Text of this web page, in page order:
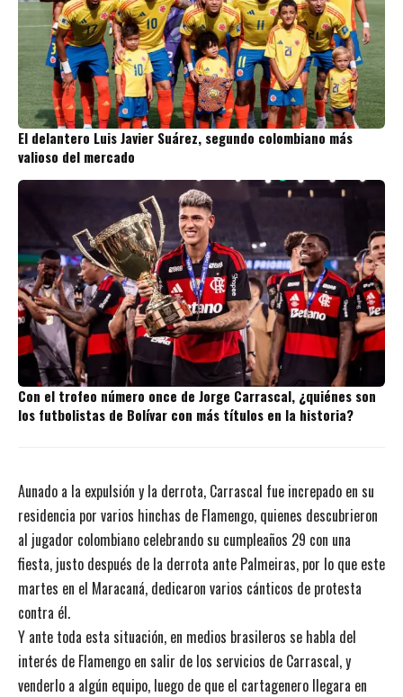
El delantero Luis Javier Suárez, segundo colombiano más
valioso del mercado
Con el trofeo número once de Jorge Carrascal, ¿quiénes son
los futbolistas de Bolívar con más títulos en la historia?
Aunado a la expulsión y la derrota, Carrascal fue increpado en su
residencia por varios hinchas de Flamengo, quienes descubrieron
al jugador colombiano celebrando su cumpleaños 29 con una
fiesta, justo después de la derrota ante Palmeiras, por lo que este
martes en el Maracaná, dedicaron varios cánticos de protesta
contra él.
Y ante toda esta situación, en medios brasileros se habla del
interés de Flamengo en salir de los servicios de Carrascal, y
venderlo a algún equipo, luego de que el cartagenero llegara en